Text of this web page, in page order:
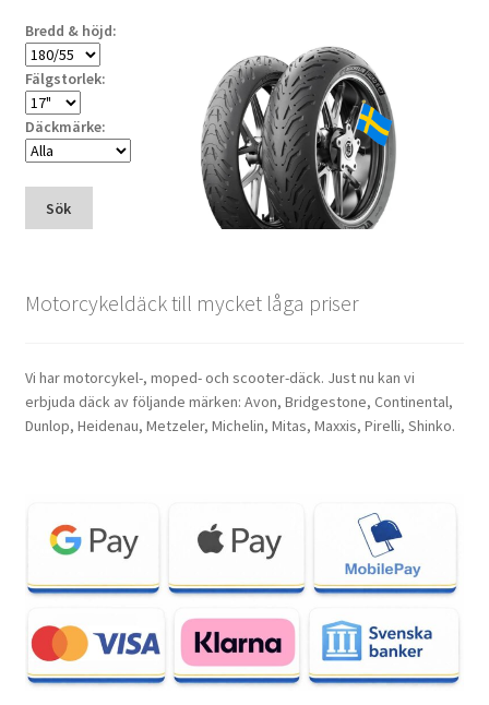
Bredd & höjd:
Fälgstorlek:
Däckmärke:
Sök
Motorcykeldäck till mycket låga priser
Vi har motorcykel-, moped- och scooter-däck. Just nu kan vi
erbjuda däck av följande märken: Avon, Bridgestone, Continental,
Dunlop, Heidenau, Metzeler, Michelin, Mitas, Maxxis, Pirelli, Shinko.